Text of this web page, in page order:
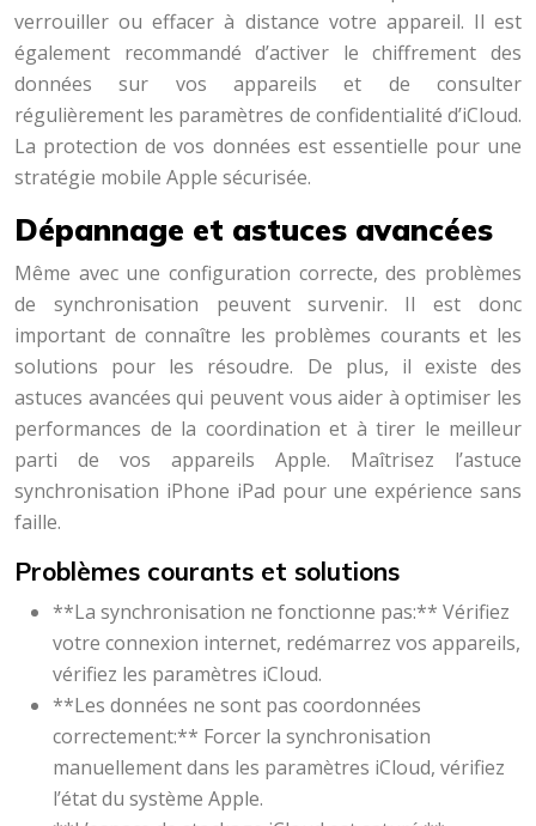
verrouiller ou effacer à distance votre appareil. Il est
également recommandé d’activer le chiffrement des
données sur vos appareils et de consulter
régulièrement les paramètres de confidentialité d’iCloud.
La protection de vos données est essentielle pour une
stratégie mobile Apple sécurisée.
Dépannage et astuces avancées
Même avec une configuration correcte, des problèmes
de synchronisation peuvent survenir. Il est donc
important de connaître les problèmes courants et les
solutions pour les résoudre. De plus, il existe des
astuces avancées qui peuvent vous aider à optimiser les
performances de la coordination et à tirer le meilleur
parti de vos appareils Apple. Maîtrisez l’astuce
synchronisation iPhone iPad pour une expérience sans
faille.
Problèmes courants et solutions
**La synchronisation ne fonctionne pas:** Vérifiez
votre connexion internet, redémarrez vos appareils,
vérifiez les paramètres iCloud.
**Les données ne sont pas coordonnées
correctement:** Forcer la synchronisation
manuellement dans les paramètres iCloud, vérifiez
l’état du système Apple.